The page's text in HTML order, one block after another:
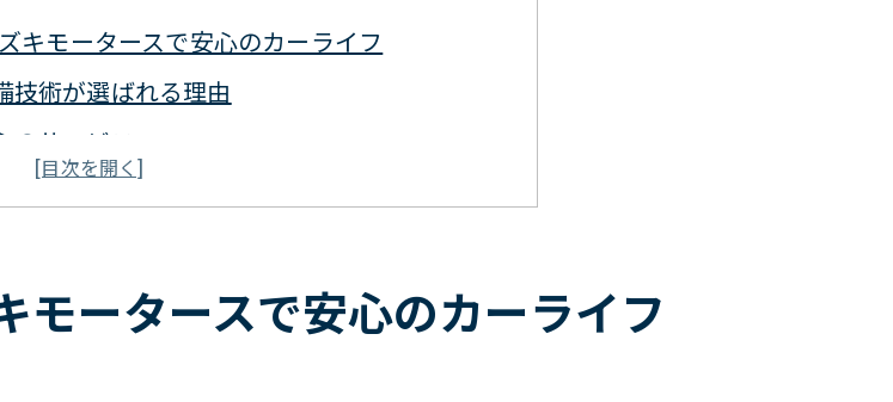
キモータースで安心のカーライフ
技術が選ばれる理由
サービス
定期点検
ための手続き
タマイズ整備
モータースで安心のカーライフ